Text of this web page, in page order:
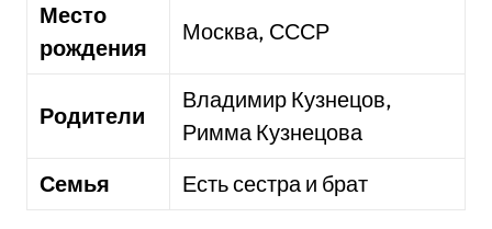
Место
рождения
Москва, СССР
Родители
Владимир Кузнецов,
Римма Кузнецова
Семья
Есть сестра и брат